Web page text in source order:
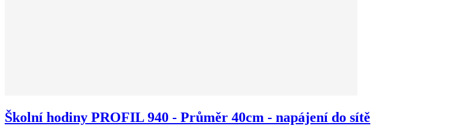
Školní hodiny PROFIL 940 - Průměr 40cm - napájení do sítě